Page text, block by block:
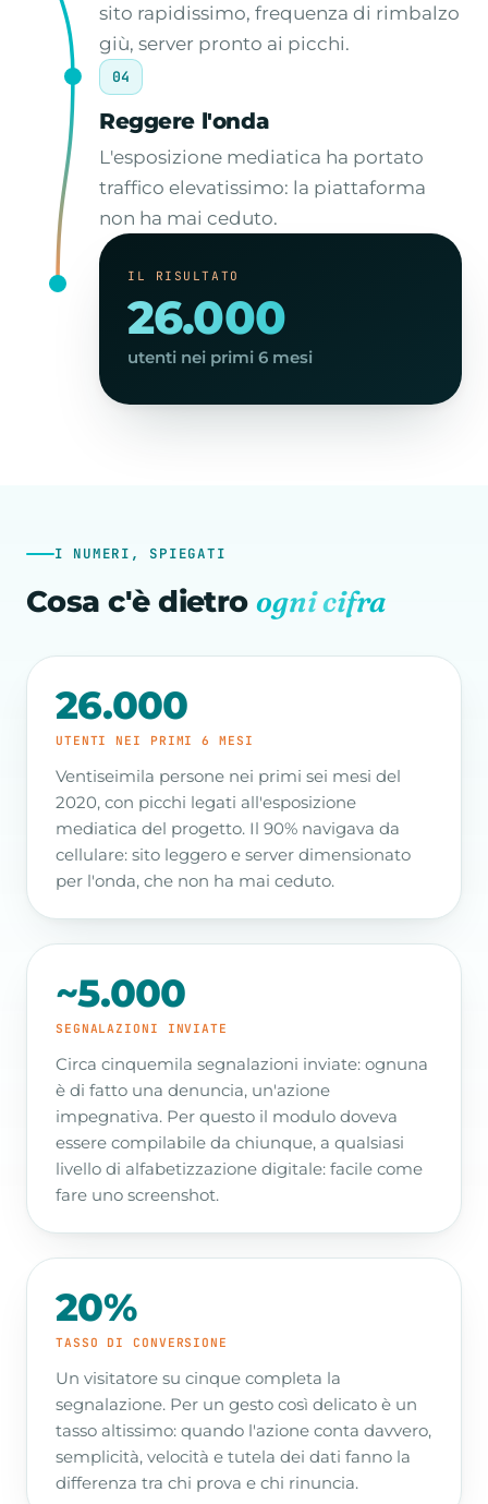
sito rapidissimo, frequenza di rimbalzo
giù, server pronto ai picchi.
04
Reggere l'onda
L'esposizione mediatica ha portato
traffico elevatissimo: la piattaforma
non ha mai ceduto.
IL RISULTATO
26.000
utenti nei primi 6 mesi
I NUMERI, SPIEGATI
Cosa c'è dietroogni cifra
26.000
UTENTI NEI PRIMI 6 MESI
Ventiseimila persone nei primi sei mesi del
2020, con picchi legati all'esposizione
mediatica del progetto. Il 90% navigava da
cellulare: sito leggero e server dimensionato
per l'onda, che non ha mai ceduto.
~5.000
SEGNALAZIONI INVIATE
Circa cinquemila segnalazioni inviate: ognuna
è di fatto una denuncia, un'azione
impegnativa. Per questo il modulo doveva
essere compilabile da chiunque, a qualsiasi
livello di alfabetizzazione digitale: facile come
fare uno screenshot.
20%
TASSO DI CONVERSIONE
Un visitatore su cinque completa la
segnalazione. Per un gesto così delicato è un
tasso altissimo: quando l'azione conta davvero,
semplicità, velocità e tutela dei dati fanno la
differenza tra chi prova e chi rinuncia.